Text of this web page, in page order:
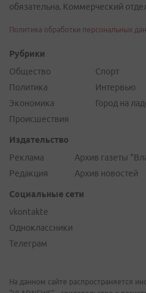
обязательна. Коммерческий
Политика обработки персональных
Рубрики
Общество
Политика
Экономика
Происшествия
Спорт
Интервью
Город на
Издательство
Реклама
Редакция
Архив газеты
Архив новостей
Социальные сети
vkontakte
Одноклассники
Телеграм
На данном сайте распространяется